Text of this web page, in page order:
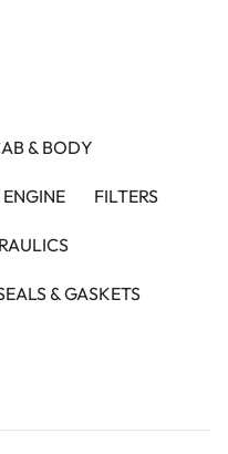
& BODY
ENGINE FILTERS
& GASKETS